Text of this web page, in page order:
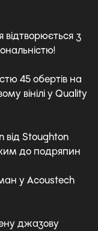
відтворюється з
45 обертів на
вінілі у Quality
від Stoughton
до подряпин
у Acoustech
джазову